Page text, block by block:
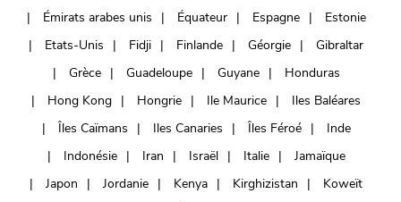
Émirats arabes unis
Équateur Espagne
Estonie
Etats-Unis
Fidji Finlande Géorgie
Gibraltar
Grèce
Guadeloupe Guyane
Honduras
Hong Kong
Hongrie Ile Maurice
Iles Baléares
Îles Caïmans
Iles Canaries Îles Féroé
Inde
Indonésie
Iran Israël Italie
Jamaïque
Japon
Jordanie Kenya Kirghizistan
Koweït